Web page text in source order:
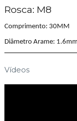
Rosca: M8
Comprimento: 30MM
Diâmetro Arame: 1.6mm
Vídeos